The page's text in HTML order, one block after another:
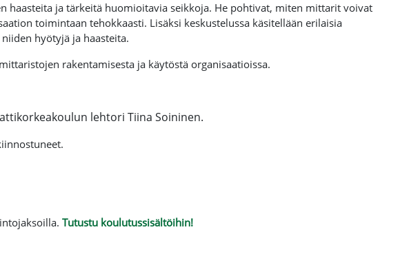
haasteita ja tärkeitä huomioitavia seikkoja. He pohtivat, miten mittarit voivat
toimintaan tehokkaasti. Lisäksi keskustelussa käsitellään erilaisia
hyötyjä ja haasteita.
rakentamisesta ja käytöstä organisaatioissa.
lehtori Tiina Soininen.
Tutustu koulutussisältöihin!